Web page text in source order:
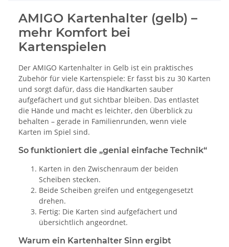
AMIGO Kartenhalter (gelb) –
mehr Komfort bei
Kartenspielen
Der AMIGO Kartenhalter in Gelb ist ein praktisches
Zubehör für viele Kartenspiele: Er fasst bis zu 30 Karten
und sorgt dafür, dass die Handkarten sauber
aufgefächert und gut sichtbar bleiben. Das entlastet
die Hände und macht es leichter, den Überblick zu
behalten – gerade in Familienrunden, wenn viele
Karten im Spiel sind.
So funktioniert die „genial einfache Technik“
Karten in den Zwischenraum der beiden
Scheiben stecken.
Beide Scheiben greifen und entgegengesetzt
drehen.
Fertig: Die Karten sind aufgefächert und
übersichtlich angeordnet.
Warum ein Kartenhalter Sinn ergibt